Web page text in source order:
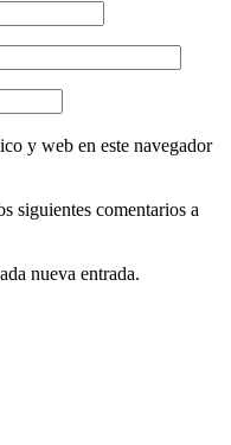
y web en este navegador
siguientes comentarios a
nueva entrada.